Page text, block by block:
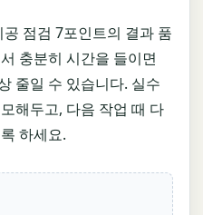
점검 7포인트의 결과 품
충분히 시간을 들이면
줄일 수 있습니다. 실수
해두고, 다음 작업 때 다
하세요.